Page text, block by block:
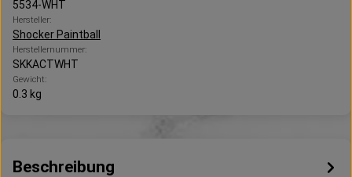
5534-WHT
Hersteller:
Shocker Paintball
Herstellernummer:
SKKACTWHT
Gewicht:
0.3 kg
Beschreibung